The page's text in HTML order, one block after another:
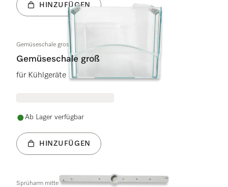
HINZUFÜGEN
Gemüseschale gross 236x440x190
Gemüseschale groß
für Kühlgeräte
Ab Lager verfügbar
HINZUFÜGEN
Sprüharm mitte